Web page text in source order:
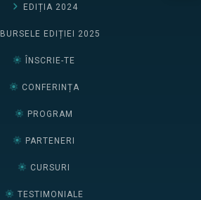
EDIȚIA 2024
BURSELE EDIȚIEI 2025
ÎNSCRIE-TE
CONFERINȚA
PROGRAM
PARTENERI
CURSURI
TESTIMONIALE